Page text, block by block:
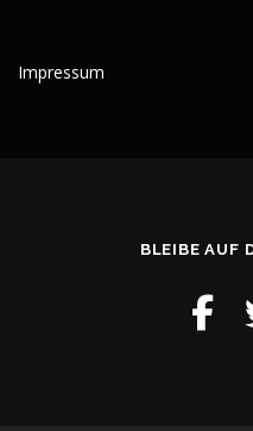
Impressum
BLEIBE AUF